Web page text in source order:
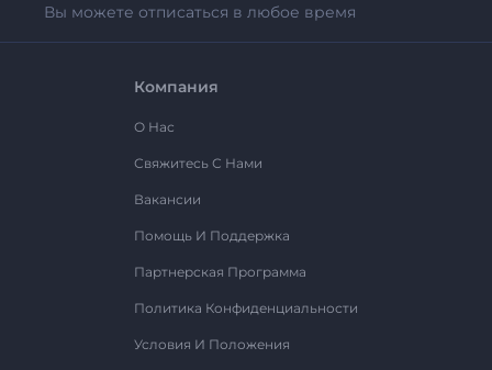
Вы можете отписаться в любое время
Компания
О Нас
Свяжитесь С Нами
Вакансии
Помощь И Поддержка
Партнерская Программа
Политика Конфиденциальности
Условия И Положения